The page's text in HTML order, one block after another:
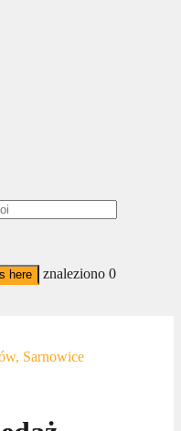
here znaleziono 0
Sarnowice